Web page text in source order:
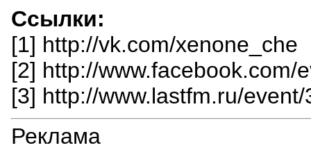
Ссылки:
[1] http://vk.com/xenone_che
[2] http://www.facebook.com/
[3] http://www.lastfm.ru/
Реклама